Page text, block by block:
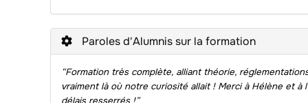
Paroles d'Alumnis sur la formation
“Formation très complète, alliant théorie,
vraiment là où notre curiosité allait ! Merci à Hélène et à
délais resserrés !”